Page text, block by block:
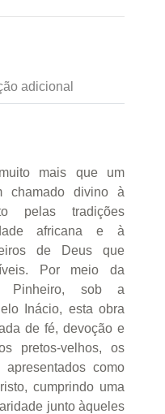
adicional
mais que um
chamado divino à
pelas tradições
africana e à
de Deus que
Por meio da
Pinheiro, sob a
Inácio, esta obra
de fé, devoção e
pretos-velhos, os
como
cumprindo uma
junto àqueles